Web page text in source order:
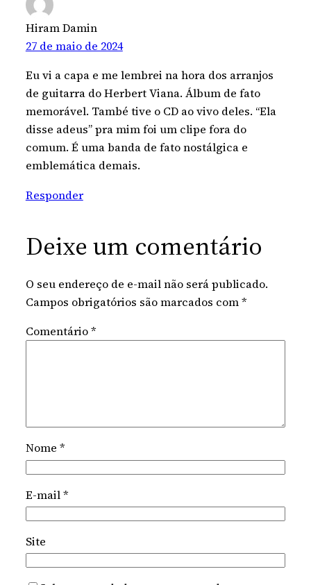
Hiram Damin
27 de maio de 2024
Eu vi a capa e me lembrei na hora dos arranjos
de guitarra do Herbert Viana. Álbum de fato
memorável. També tive o CD ao vivo deles. “Ela
disse adeus” pra mim foi um clipe fora do
comum. É uma banda de fato nostálgica e
emblemática demais.
Responder
Deixe um comentário
O seu endereço de e-mail não será publicado.
Campos obrigatórios são marcados com*
Comentário*
Nome *
E-mail*
Site